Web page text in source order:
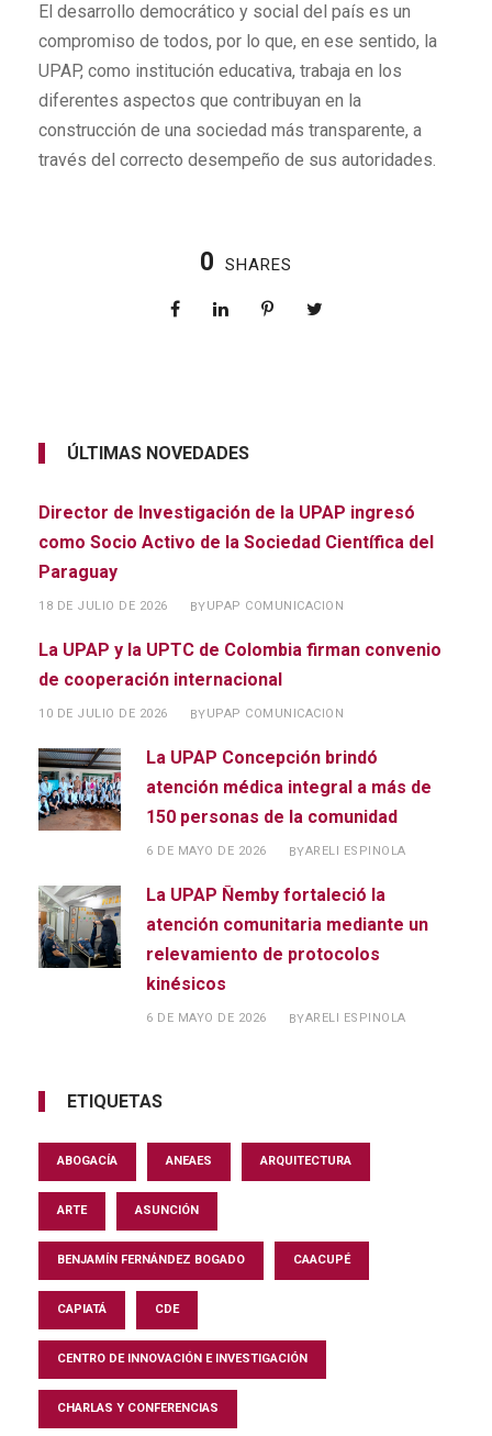
El desarrollo democrático y social del país es un
compromiso de todos, por lo que, en ese sentido, la
UPAP, como institución educativa, trabaja en los
diferentes aspectos que contribuyan en la
construcción de una sociedad más transparente, a
través del correcto desempeño de sus autoridades.
0 SHARES
ÚLTIMAS NOVEDADES
Director de Investigación de la UPAP ingresó
como Socio Activo de la Sociedad Científica del
Paraguay
18 DE JULIO DE 2026 BYUPAP COMUNICACION
La UPAP y la UPTC de Colombia firman convenio
de cooperación internacional
10 DE JULIO DE 2026 BYUPAP COMUNICACION
La UPAP Concepción brindó
atención médica integral a más de
150 personas de la comunidad
6 DE MAYO DE 2026 BYARELI ESPINOLA
La UPAP Ñemby fortaleció la
atención comunitaria mediante un
relevamiento de protocolos
kinésicos
6 DE MAYO DE 2026 BYARELI ESPINOLA
ETIQUETAS
ABOGACÍA ANEAES ARQUITECTURA
ARTE ASUNCIÓN
BENJAMÍN FERNÁNDEZ BOGADO CAACUPÉ
CAPIATÁ CDE
CENTRO DE INNOVACIÓN E INVESTIGACIÓN
CHARLAS Y CONFERENCIAS